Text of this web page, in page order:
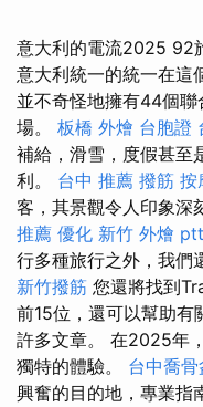
意大利的電流2025 92
意大利統一的統一在這
並不奇怪地擁有44個
場。 板橋 外燴 台胞證
補給，滑雪，度假甚至
利。 台中 推薦 撥筋 按
客，其景觀令人印象深
推薦 優化 新竹 外燴 ptt
行多種旅行之外，我們
新竹撥筋 您還將找到
前15位，還可以幫助有
許多文章。 在2025年
獨特的體驗。 台中喬骨
興奮的目的地，專業指